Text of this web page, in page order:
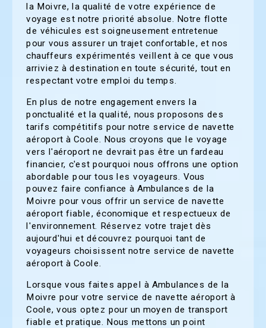
la Moivre, la qualité de votre expérience de
voyage est notre priorité absolue. Notre flotte
de véhicules est soigneusement entretenue
pour vous assurer un trajet confortable, et nos
chauffeurs expérimentés veillent à ce que vous
arriviez à destination en toute sécurité, tout en
respectant votre emploi du temps.
En plus de notre engagement envers la
ponctualité et la qualité, nous proposons des
tarifs compétitifs pour notre service de navette
aéroport à Coole. Nous croyons que le voyage
vers l'aéroport ne devrait pas être un fardeau
financier, c'est pourquoi nous offrons une option
abordable pour tous les voyageurs. Vous
pouvez faire confiance à Ambulances de la
Moivre pour vous offrir un service de navette
aéroport fiable, économique et respectueux de
l'environnement. Réservez votre trajet dès
aujourd'hui et découvrez pourquoi tant de
voyageurs choisissent notre service de navette
aéroport à Coole.
Lorsque vous faites appel à Ambulances de la
Moivre pour votre service de navette aéroport à
Coole, vous optez pour un moyen de transport
fiable et pratique. Nous mettons un point